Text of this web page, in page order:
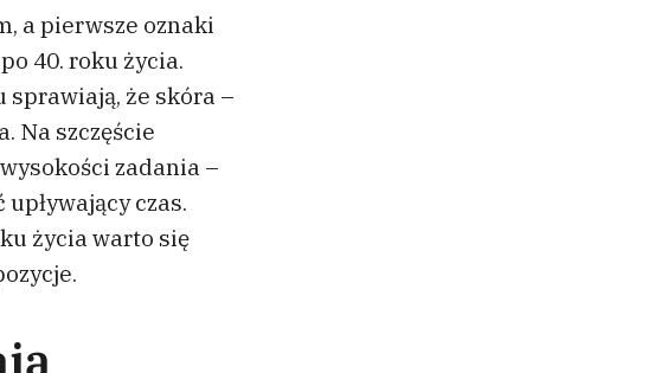
a pierwsze oznaki
40. roku życia.
sprawiają, że skóra –
Na szczęście
zadania –
czas.
życia warto się